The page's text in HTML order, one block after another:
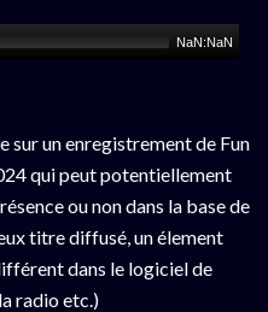
NaN:NaN
un enregistrement de Fun
qui peut potentiellement
ou non dans la base de
titre diffusé, un élement
dans le logiciel de
radio etc.)